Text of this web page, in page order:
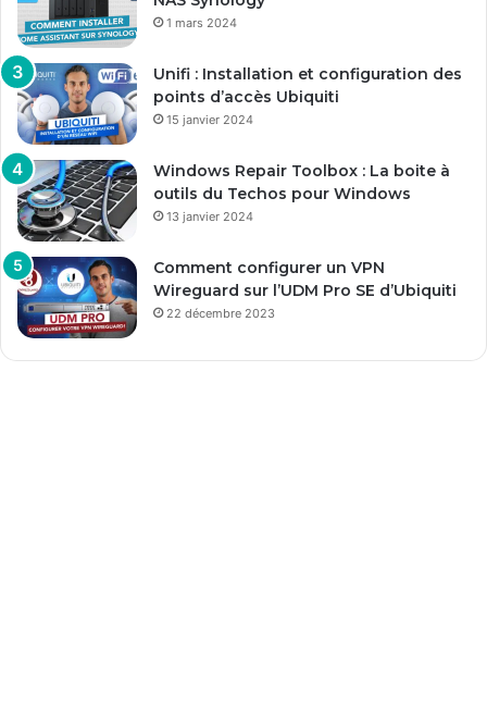
1 mars 2024
Unifi : Installation et configuration des
points d’accès Ubiquiti
15 janvier 2024
Windows Repair Toolbox : La boite à
outils du Techos pour Windows
13 janvier 2024
Comment configurer un VPN
Wireguard sur l’UDM Pro SE d’Ubiquiti
22 décembre 2023